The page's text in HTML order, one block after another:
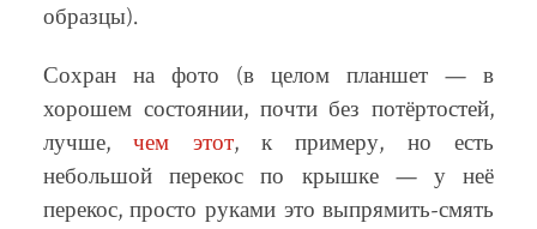
образцы).
Сохран на фото (в целом планшет — в
хорошем состоянии, почти без потёртостей,
лучше,чем этот, к примеру, но есть
небольшой перекос по крышке — у неё
перекос, просто руками это выпрямить-смять